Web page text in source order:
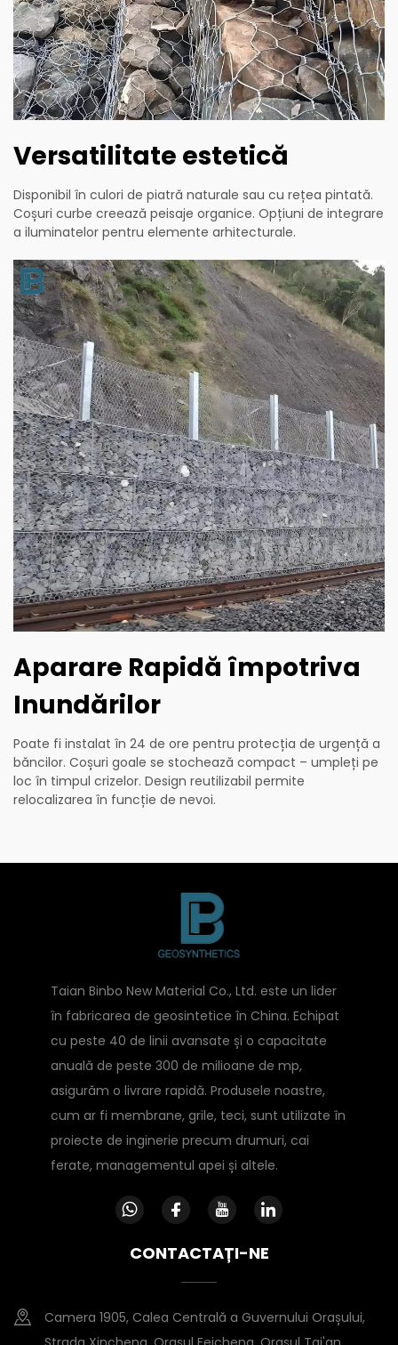
Versatilitate estetică
Disponibil în culori de piatră naturale sau cu rețea pintată.
Coșuri curbe creează peisaje organice. Opțiuni de integrare
a iluminatelor pentru elemente arhitecturale.
Aparare Rapidă împotriva
Inundărilor
Poate fi instalat în 24 de ore pentru protecția de urgență a
băncilor. Coșuri goale se stochează compact – umpleți pe
loc în timpul crizelor. Design reutilizabil permite
relocalizarea în funcție de nevoi.
Taian Binbo New Material Co., Ltd. este un lider
în fabricarea de geosintetice în China. Echipat
cu peste 40 de linii avansate și o capacitate
anuală de peste 300 de milioane de mp,
asigurăm o livrare rapidă. Produsele noastre,
cum ar fi membrane, grile, teci, sunt utilizate în
proiecte de inginerie precum drumuri, cai
ferate, managementul apei și altele.
CONTACTAȚI-NE
Camera 1905, Calea Centrală a Guvernului Orașului,